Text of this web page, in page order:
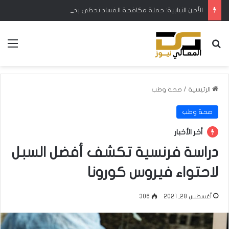
بحث عن
الرئيسية / صحة وطب
صحة وطب
أخر الأخبار
دراسة فرنسية تكشف أفضل السبل
لاحتواء فيروس كورونا
أغسطس 28, 2021 306